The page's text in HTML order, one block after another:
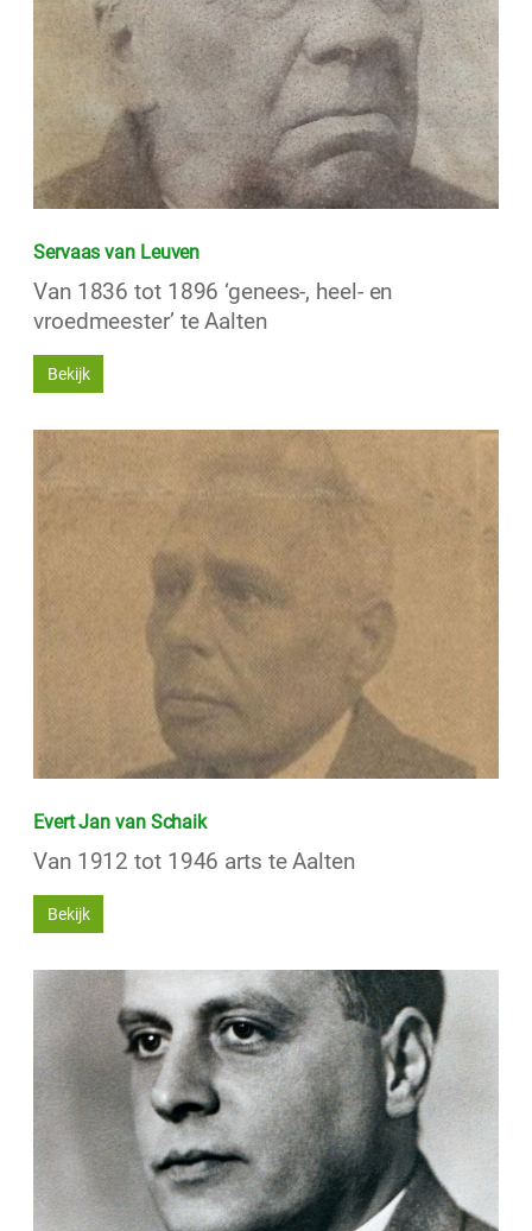
Servaas van Leuven
Van 1836 tot 1896 ‘genees-, heel- en
vroedmeester’ te Aalten
Bekijk
Evert Jan van Schaik
Van 1912 tot 1946 arts te Aalten
Bekijk